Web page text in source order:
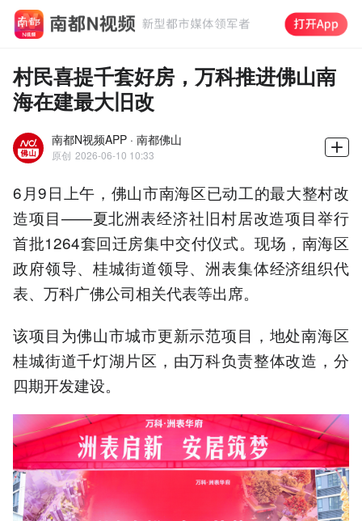
村民喜提千套好房，万科推进佛山南
海在建最大旧改
南都N视频APP · 南都佛山
原创 2026-06-10 10:33
6月9日上午，佛山市南海区已动工的最大整村改
造项目——夏北洲表经济社旧村居改造项目举行
首批1264套回迁房集中交付仪式。现场，南海区
政府领导、桂城街道领导、洲表集体经济组织代
表、万科广佛公司相关代表等出席。
该项目为佛山市城市更新示范项目，地处南海区
桂城街道千灯湖片区，由万科负责整体改造，分
四期开发建设。